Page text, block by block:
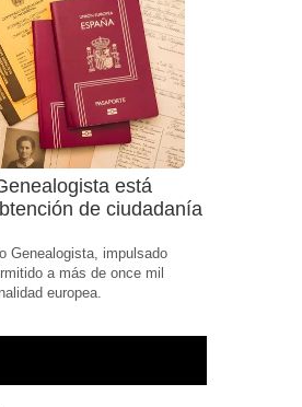
está
de ciudadanía
Genealogista, impulsado
a más de once mil
europea.